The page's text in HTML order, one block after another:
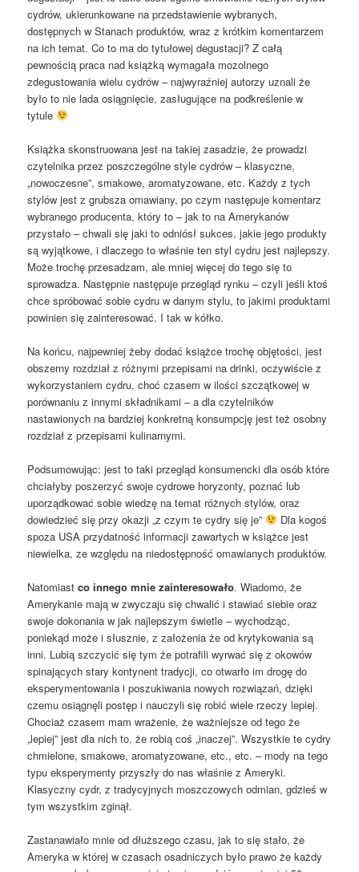
cydrów, ukierunkowane na przedstawienie wybranych,
dostępnych w Stanach produktów, wraz z krótkim komentarzem
na ich temat. Co to ma do tytułowej degustacji? Z całą
pewnością praca nad książką wymagała mozolnego
zdegustowania wielu cydrów – najwyraźniej autorzy uznali że
było to nie lada osiągnięcie, zasługujące na podkreślenie w
tytule
Książka skonstruowana jest na takiej zasadzie, że prowadzi
czytelnika przez poszczególne style cydrów – klasyczne,
„nowoczesne”, smakowe, aromatyzowane, etc. Każdy z tych
stylów jest z grubsza omawiany, po czym następuje komentarz
wybranego producenta, który to – jak to na Amerykanów
przystało – chwali się jaki to odniósł sukces, jakie jego produkty
są wyjątkowe, i dlaczego to właśnie ten styl cydru jest najlepszy.
Może trochę przesadzam, ale mniej więcej do tego się to
sprowadza. Następnie następuje przegląd rynku – czyli jeśli ktoś
chce spróbować sobie cydru w danym stylu, to jakimi produktami
powinien się zainteresować. I tak w kółko.
Na końcu, najpewniej żeby dodać książce trochę objętości, jest
obszerny rozdział z różnymi przepisami na drinki, oczywiście z
wykorzystaniem cydru, choć czasem w ilości szczątkowej w
porównaniu z innymi składnikami – a dla czytelników
nastawionych na bardziej konkretną konsumpcję jest też osobny
rozdział z przepisami kulinarnymi.
Podsumowując: jest to taki przegląd konsumencki dla osób które
chciałyby poszerzyć swoje cydrowe horyzonty, poznać lub
uporządkować sobie wiedzę na temat różnych stylów, oraz
dowiedzieć się przy okazji „z czym te cydry się je”
Dla kogoś
spoza USA przydatność informacji zawartych w książce jest
niewielka, ze względu na niedostępność omawianych produktów.
Natomiastco innego mnie zainteresowało. Wiadomo, że
Amerykanie mają w zwyczaju się chwalić i stawiać siebie oraz
swoje dokonania w jak najlepszym świetle – wychodząc,
poniekąd może i słusznie, z założenia że od krytykowania są
inni. Lubią szczycić się tym że potrafili wyrwać się z okowów
spinających stary kontynent tradycji, co otwarło im drogę do
eksperymentowania i poszukiwania nowych rozwiązań, dzięki
czemu osiągnęli postęp i nauczyli się robić wiele rzeczy lepiej.
Chociaż czasem mam wrażenie, że ważniejsze od tego że
„lepiej” jest dla nich to, że robią coś „inaczej”. Wszystkie te cydry
chmielone, smakowe, aromatyzowane, etc., etc. – mody na tego
typu eksperymenty przyszły do nas właśnie z Ameryki.
Klasyczny cydr, z tradycyjnych moszczowych odmian, gdzieś w
tym wszystkim zginął.
Zastanawiało mnie od dłuższego czasu, jak to się stało, że
Ameryka w której w czasach osadniczych było prawo że każdy